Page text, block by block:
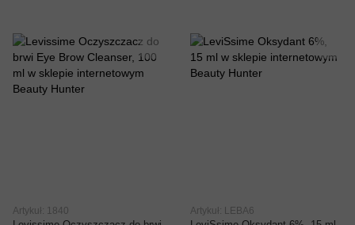
Artykuł: 1840 Artykuł: LEBA6